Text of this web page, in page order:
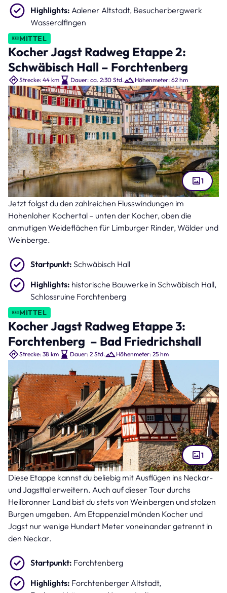
Highlights: Aalener Altstadt, Besucherbergwerk
Wasseralfingen
MITTEL
Kocher Jagst Radweg Etappe 2:
Schwäbisch Hall – Forchtenberg
Strecke: 44 km Dauer: ca. 2:30 Std. Höhenmeter: 62 hm
Altstadt Schwäbisch Hall (Bild: Boris Stroujko – stock.adobe.com )
1
Jetzt folgst du den zahlreichen Flusswindungen im
Hohenloher Kochertal – unten der Kocher, oben die
anmutigen Weideflächen für Limburger Rinder, Wälder und
Weinberge.
Startpunkt: Schwäbisch Hall
Highlights: historische Bauwerke in Schwäbisch Hall,
Schlossruine Forchtenberg
MITTEL
Kocher Jagst Radweg Etappe 3:
Forchtenberg – Bad Friedrichshall
Strecke: 38 km Dauer: 2 Std. Höhenmeter: 25 hm
Altstadt Forchtenberg (Bild: Marc Stephan – stock.adobe.com )
1
Diese Etappe kannst du beliebig mit Ausflügen ins Neckar-
und Jagsttal erweitern. Auch auf dieser Tour durchs
Heilbronner Land bist du stets von Weinbergen und stolzen
Burgen umgeben. Am Etappenziel münden Kocher und
Jagst nur wenige Hundert Meter voneinander getrennt in
den Neckar.
Startpunkt: Forchtenberg
Highlights: Forchtenberger Altstadt,